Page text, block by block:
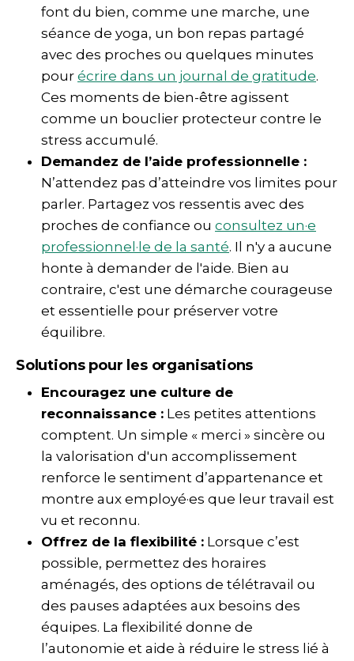
font du bien, comme une marche, une
séance de yoga, un bon repas partagé
avec des proches ou quelques minutes
pour écrire dans un journal de gratitude.
Ces moments de bien-être agissent
comme un bouclier protecteur contre le
stress accumulé.
Demandez de l’aide professionnelle :
N’attendez pas d’atteindre vos limites pour
parler. Partagez vos ressentis avec des
proches de confiance ou consultez un·e
professionnel·le de la santé. Il n'y a aucune
honte à demander de l'aide. Bien au
contraire, c'est une démarche courageuse
et essentielle pour préserver votre
équilibre.
Solutions pour les organisations
Encouragez une culture de
reconnaissance : Les petites attentions
comptent. Un simple « merci » sincère ou
la valorisation d'un accomplissement
renforce le sentiment d’appartenance et
montre aux employé·es que leur travail est
vu et reconnu.
Offrez de la flexibilité : Lorsque c’est
possible, permettez des horaires
aménagés, des options de télétravail ou
des pauses adaptées aux besoins des
équipes. La flexibilité donne de
l’autonomie et aide à réduire le stress lié à